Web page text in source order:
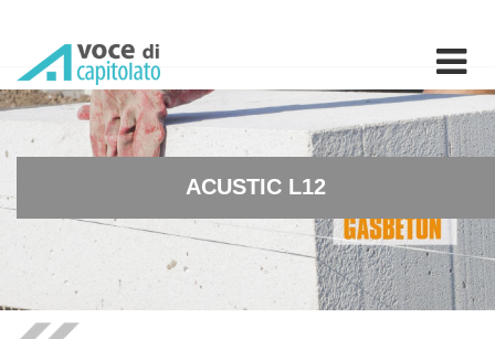
ACUSTIC L12